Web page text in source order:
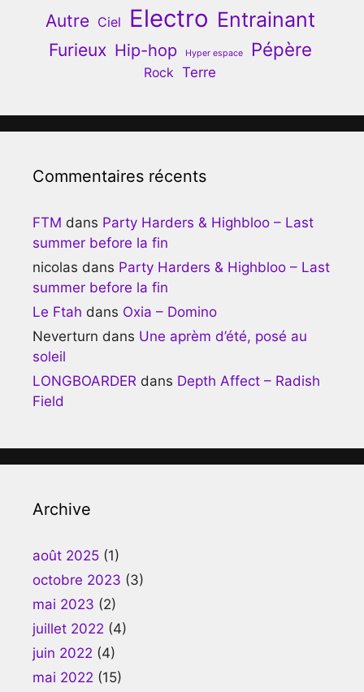
Autre Ciel Electro Entrainant
Furieux Hip-hop Hyper espace Pépère
Rock Terre
Commentaires récents
FTM dans Party Harders & Highbloo – Last
summer before la fin
nicolas dans Party Harders & Highbloo – Last
summer before la fin
Le Ftah dans Oxia – Domino
Neverturn dans Une aprèm d’été, posé au
soleil
LONGBOARDER dans Depth Affect – Radish
Field
Archive
août 2025 (1)
octobre 2023 (3)
mai 2023 (2)
juillet 2022 (4)
juin 2022 (4)
mai 2022 (15)